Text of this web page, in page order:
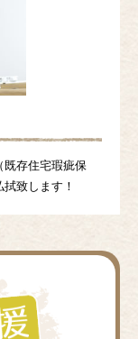
存住宅瑕疵保
致します！